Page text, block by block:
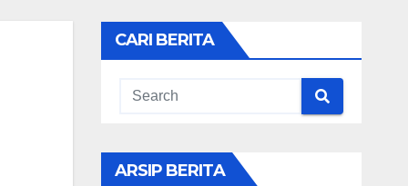
CARI BERITA
ARSIP BERITA